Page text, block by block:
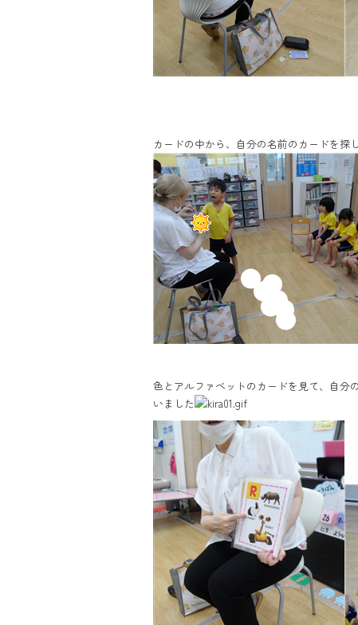
カードの中から、自分の名前のカードを探
色とアルファベットのカードを見て、自
いました